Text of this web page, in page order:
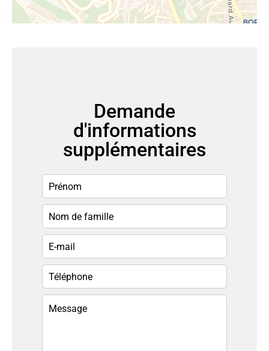
Demande
d'informations
supplémentaires